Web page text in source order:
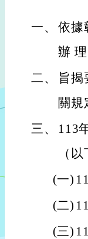
一、 依據
辦 理
二、
旨
關規
三、
113
（
(一)
(二)
(三)